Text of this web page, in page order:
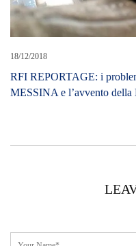
18/12/2018
RFI REPORTAGE: i
MESSINA e l’avvento